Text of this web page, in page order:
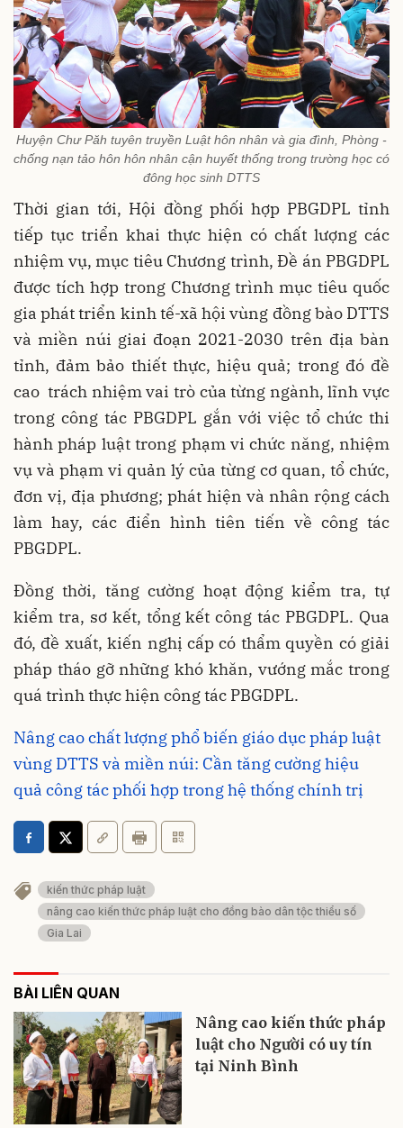
Huyện Chư Păh tuyên truyền Luật hôn nhân và gia đình, Phòng -
chống nạn tảo hôn hôn nhân cận huyết thống trong trường học có
đông học sinh DTTS
Thời gian tới, Hội đồng phối hợp PBGDPL tỉnh
tiếp tục triển khai thực hiện có chất lượng các
nhiệm vụ, mục tiêu Chương trình, Đề án PBGDPL
được tích hợp trong Chương trình mục tiêu quốc
gia phát triển kinh tế-xã hội vùng đồng bào DTTS
và miền núi giai đoạn 2021-2030 trên địa bàn
tỉnh, đảm bảo thiết thực, hiệu quả; trong đó đề
cao trách nhiệm vai trò của từng ngành, lĩnh vực
trong công tác PBGDPL gắn với việc tổ chức thi
hành pháp luật trong phạm vi chức năng, nhiệm
vụ và phạm vi quản lý của từng cơ quan, tổ chức,
đơn vị, địa phương; phát hiện và nhân rộng cách
làm hay, các điển hình tiên tiến về công tác
PBGDPL.
Đồng thời, tăng cường hoạt động kiểm tra, tự
kiểm tra, sơ kết, tổng kết công tác PBGDPL. Qua
đó, đề xuất, kiến nghị cấp có thẩm quyền có giải
pháp tháo gỡ những khó khăn, vướng mắc trong
quá trình thực hiện công tác PBGDPL.
Nâng cao chất lượng phổ biến giáo dục pháp luật
vùng DTTS và miền núi: Cần tăng cường hiệu
quả công tác phối hợp trong hệ thống chính trị
kiến thức pháp luật
nâng cao kiến thức pháp luật cho đồng bào dân tộc thiểu số
Gia Lai
BÀI LIÊN QUAN
Nâng cao kiến thức pháp
luật cho Người có uy tín
tại Ninh Bình